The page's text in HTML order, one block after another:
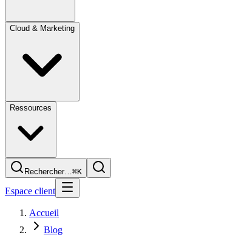
Cloud & Marketing
Ressources
Rechercher…⌘K
Espace client
Accueil
Blog